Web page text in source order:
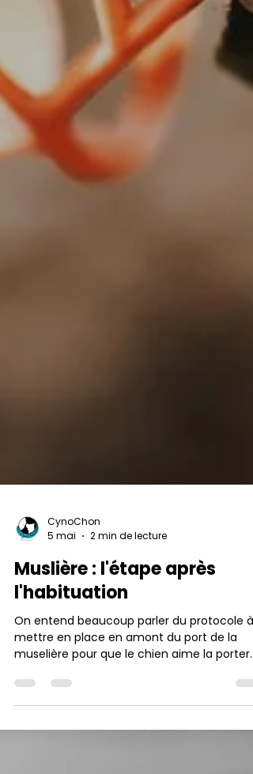
CynoChon
Muslière : l'étape après
l'habituation